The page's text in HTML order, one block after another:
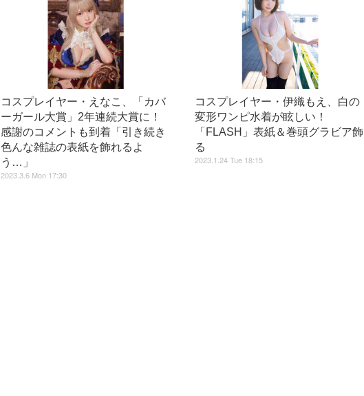
コスプレイヤー・えなこ、「カバ
ーガール大賞」2年連続大賞に！
感謝のコメントも到着「引き続き
色んな雑誌の表紙を飾れるよ
う…」
2023.3.6 Mon 17:30
コスプレイヤー・伊織もえ、白の
変形ワンピ水着が眩しい！
「FLASH」表紙＆巻頭グラビア飾
る
2023.1.24 Tue 18:15